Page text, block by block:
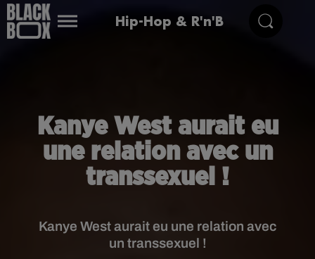
Hip-Hop & R'n'B
Kanye West aurait eu
une relation avec un
transsexuel !
Kanye West aurait eu une relation avec
un transsexuel !